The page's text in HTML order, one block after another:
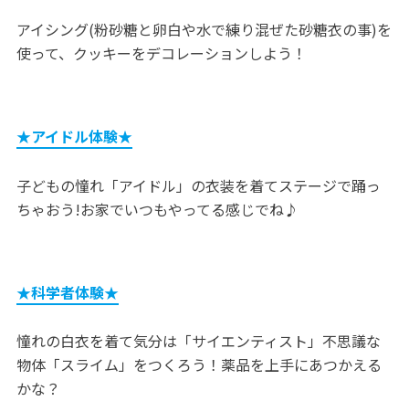
アイシング(粉砂糖と卵白や水で練り混ぜた砂糖衣の事)を
使って、クッキーをデコレーションしよう！
★アイドル体験★
子どもの憧れ「アイドル」の衣装を着てステージで踊っ
ちゃおう!お家でいつもやってる感じでね♪
★科学者体験★
憧れの白衣を着て気分は「サイエンティスト」不思議な
物体「スライム」をつくろう！薬品を上手にあつかえる
かな？